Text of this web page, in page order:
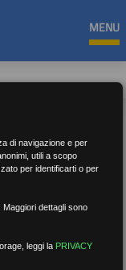
MENU
di navigazione e per
utili a scopo
per identificarti o per
dettagli sono
leggi la PRIVACY